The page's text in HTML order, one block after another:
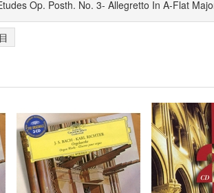
Op. Posth. No. 3- Allegretto In A-Flat